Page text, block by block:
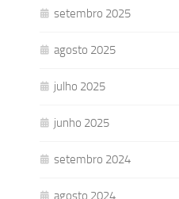
setembro 2025
agosto 2025
julho 2025
junho 2025
setembro 2024
agosto 2024